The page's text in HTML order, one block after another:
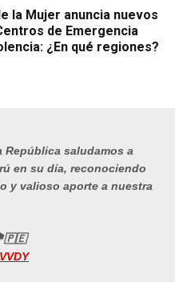
la Mujer anuncia nuevos
de Emergencia
¿En qué regiones?
República saludamos a
en su día, reconociendo
y valioso aporte a nuestra